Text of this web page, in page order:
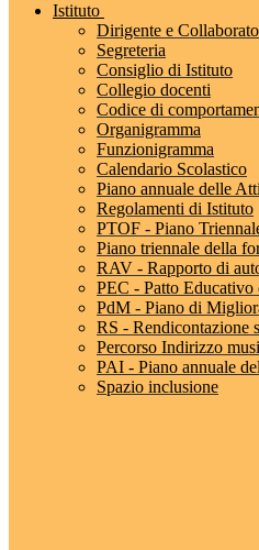
Istituto
Dirigente e
Segreteria
Consiglio di Istituto
Collegio docenti
Codice di
Organigramma
Funzionigramma
Calendario Scolastico
Piano annuale delle
Regolamenti di Istituto
PTOF - Piano
Piano triennale della
RAV - Rapporto di
PEC - Patto Educativo
PdM - Piano di
RS - Rendicontazione
Percorso Indirizzo
PAI - Piano annuale
Spazio inclusione